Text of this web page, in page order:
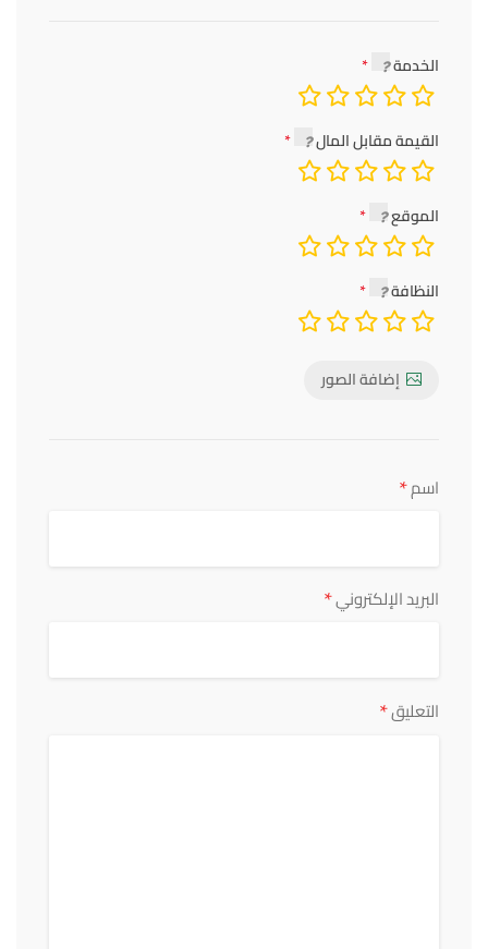
الخدمة
القيمة مقابل المال
الموقع
النظافة
إضافة الصور
اسم*
البريد الإلكتروني*
التعليق*